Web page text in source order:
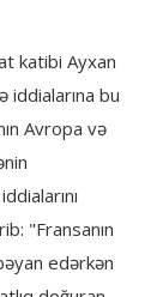
katibi Ayxan
iddialarına bu
Avropa və
"Fransanın
edərkən